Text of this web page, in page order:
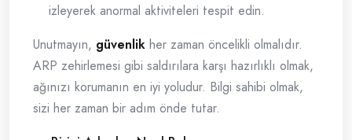
izleyerek anormal aktiviteleri tespit edin.
Unutmayın, güvenlik her zaman öncelikli olmalıdır.
ARP zehirlemesi gibi saldırılara karşı hazırlıklı olmak,
ağınızı korumanın en iyi yoludur. Bilgi sahibi olmak,
sizi her zaman bir adım önde tutar.